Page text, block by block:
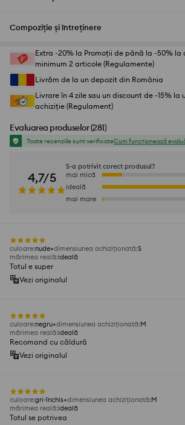
Compoziție și întreținere
Extra -20% la Promoții de până la -50% la
minimum 2 articole (Regulamente)
Livrăm de la un depozit din România
Livrare în 4 zile sau un discount de -15% la
achiziție (Regulament)
Evaluarea produselor(281)
Toate recenziile sunt verificateCum funcționează
4,7/5
S-a potrivit corect produsul?
mai mică
ideală
mai mare
culoare:nude dimensiunea achiziționată:S
mărimea reală:ideală
Totul e super
Vezi originalul
culoare:negru dimensiunea achiziționată:M
mărimea reală:ideală
Recomand cu căldură
Vezi originalul
culoare:gri-închis dimensiunea achiziționată:M
mărimea reală:ideală
Totul se potrivea